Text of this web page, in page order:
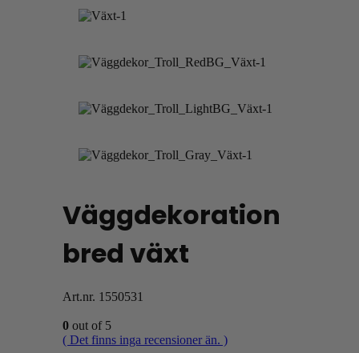
Väggdekoration
bred växt
Art.nr. 1550531
0 out of 5
( Det finns inga recensioner än. )